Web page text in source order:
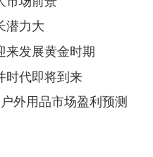
潜力大
来发展黄金时期
时代即将到来
外用品市场盈利预测